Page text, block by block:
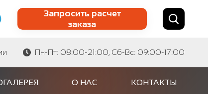
Запросить расчет
заказа
по сайту Найти по артикулу
Пн-Пт: 08:00-21:00, Сб-Вс: 09:00-17:00
О НАС КОНТАКТЫ